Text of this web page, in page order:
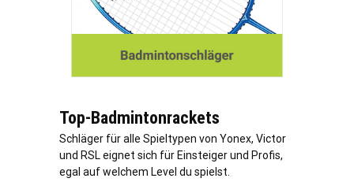
Top-Badmintonrackets
Schläger für alle Spieltypen von Yonex, Victor
und RSL eignet sich für Einsteiger und Profis,
egal auf welchem Level du spielst.